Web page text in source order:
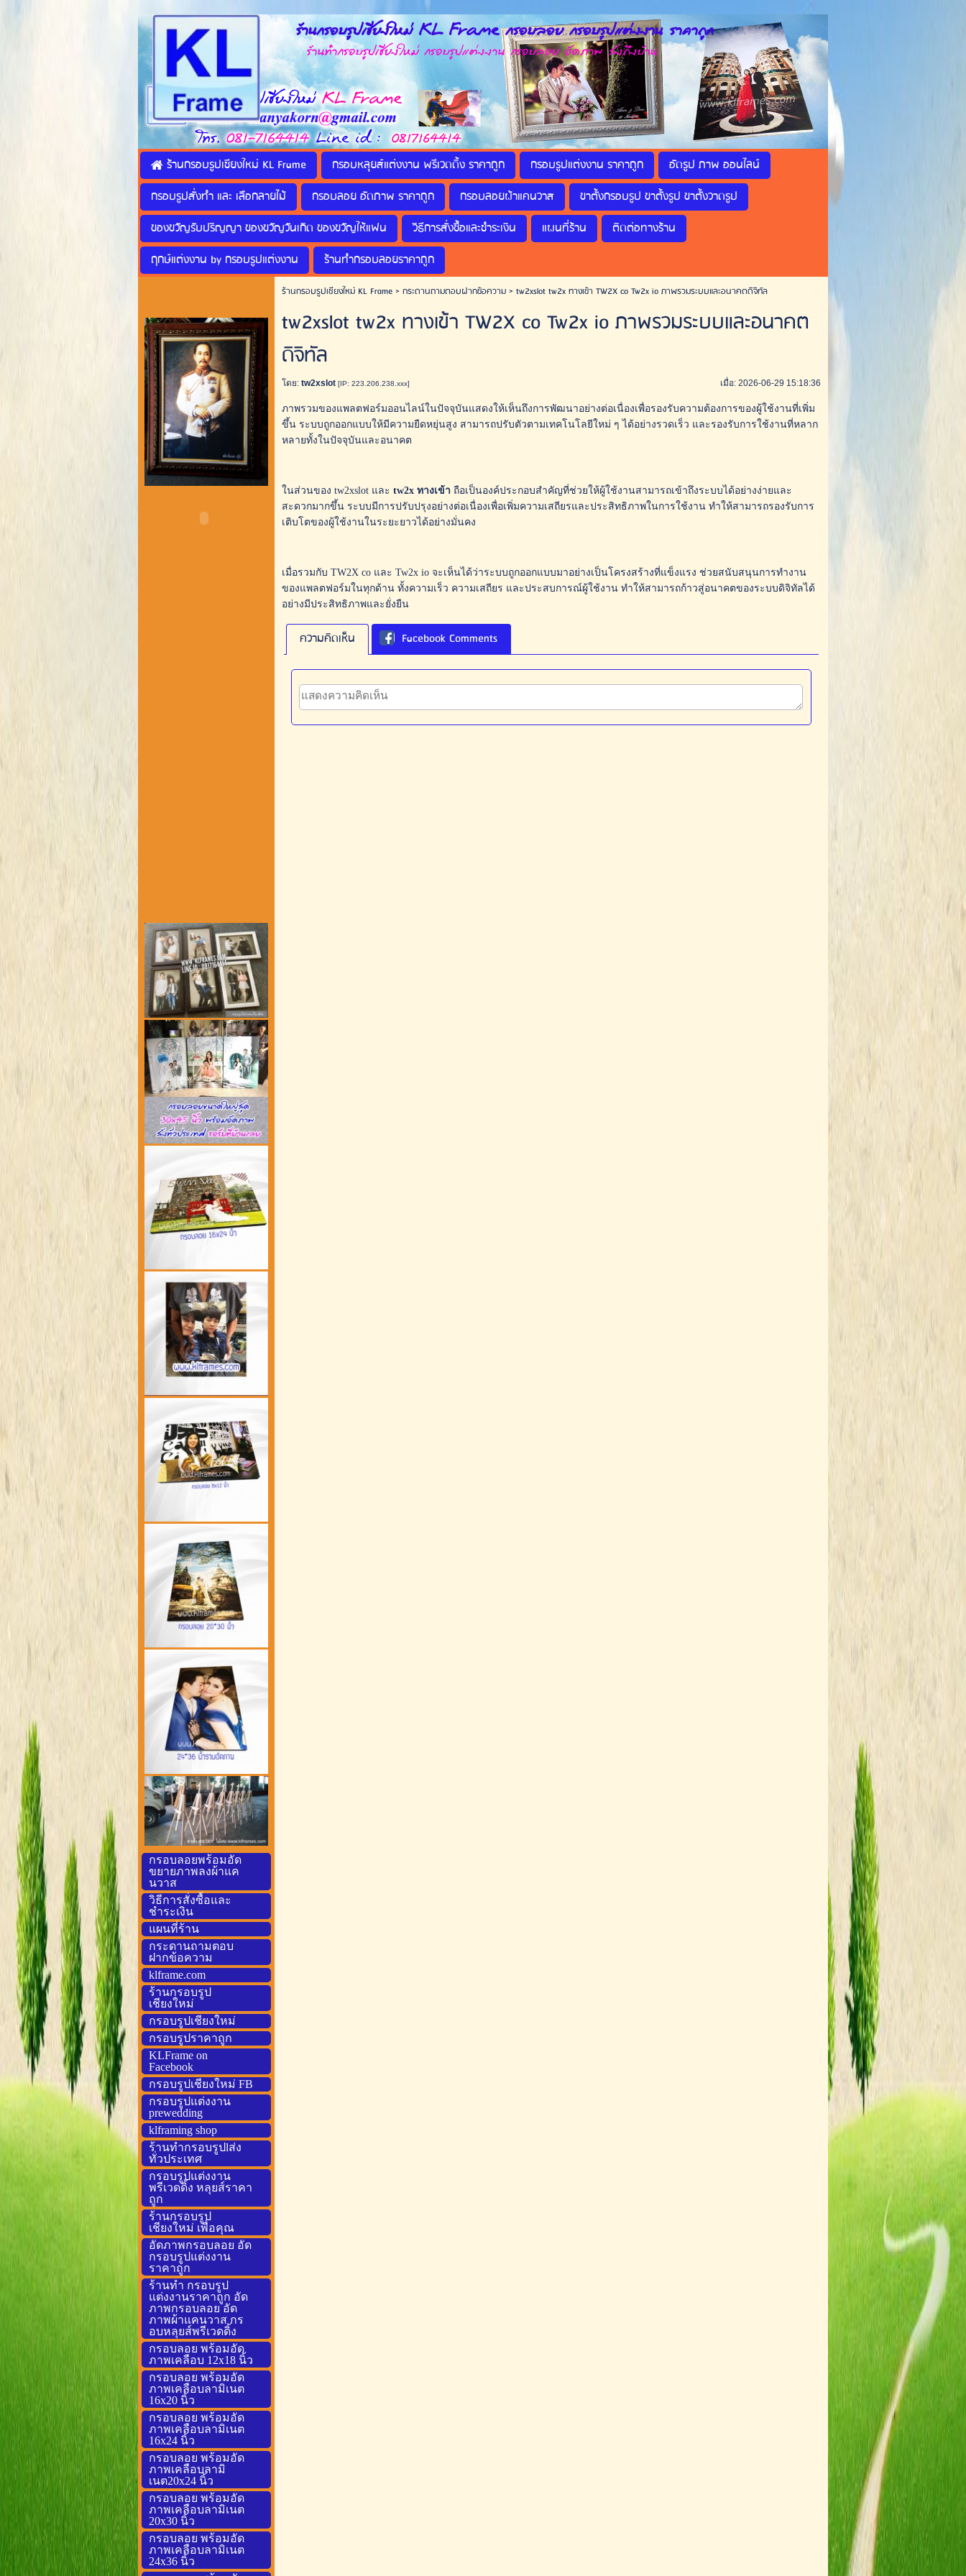
ร้านกรอบรูปเชียงใหม่ KL Frame กรอบลอย กรอบรูปแต่งงาน ราคาถูก
ร้านทำกรอบรูปเชียงใหม่ กรอบรูปแต่งงาน กรอบลอย อัดภาพ ส่งถึงบ้าน
ร้านกรอบรูปเชียงใหม่ KL Frame กรอบหลุยส์แต่งงาน พรีเวดดิ้ง ราคาถูก กรอบรูปแต่งงาน ราคาถูก
อัดรูป ภาพ ออนไลน์
กรอบรูปสั่งทำ และ เลือกลายไม้
กรอบลอย อัดภาพ ราคาถูก กรอบลอยผ้าแคนวาส
ขาตั้งกรอบรูป ขาตั้งรูป ขาตั้งวาดรูป
ของขวัญรับปริญญา ของขวัญวันเกิด ของขวัญให้แฟน
วิธีการสั่งซื้อและชำระเงิน แผนที่ร้าน
ติดต่อทางร้าน
ฤกษ์แต่งงาน by กรอบรูปแต่งงาน
ร้านทำกรอบลอยราคาถูก
กรอบลอยพร้อมอัด
ขยายภาพลงผ้าแค
นวาส
วิธีการสั่งซื้อและ
ชำระเงิน
แผนที่ร้าน
กระดานถามตอบ
ฝากข้อความ
klframe.com
ร้านกรอบรูป
เชียงใหม่
กรอบรูปเชียงใหม่
กรอบรูปราคาถูก
KLFrame on
Facebook
กรอบรูปเชียงใหม่ FB
กรอบรูปแต่งงาน
prewedding
klframing shop
ร้านทำกรอบรูปlส่ง
ทั่วประเทศ
กรอบรูปแต่งงาน
พรีเวดดิ้ง หลุยส์ราคา
ถูก
ร้านกรอบรูป
เชียงใหม่ เพื่อคุณ
อัดภาพกรอบลอย อัด
กรอบรูปแต่งงาน
ราคาถูก
ร้านทำ กรอบรูป
แต่งงานราคาถูก อัด
ภาพกรอบลอย อัด
ภาพผ้าแคนวาส กร
อบหลุยส์พรีเวดดิ้ง
กรอบลอย พร้อมอัด
ภาพเคลือบ 12x18 นิ้ว
กรอบลอย พร้อมอัด
ภาพเคลือบลามิเนต
16x20 นิ้ว
กรอบลอย พร้อมอัด
ภาพเคลือบลามิเนต
16x24 นิ้ว
กรอบลอย พร้อมอัด
ภาพเคลือบลามิ
เนต20x24 นิ้ว
กรอบลอย พร้อมอัด
ภาพเคลือบลามิเนต
20x30 นิ้ว
กรอบลอย พร้อมอัด
ภาพเคลือบลามิเนต
24x36 นิ้ว
ร้านกรอบรูปเชียงใหม่ KL Frame> กระดานถามตอบฝากข้อความ> tw2xslot tw2x ทางเข้า TW2X co Tw2x io ภาพรวมระบบและอนาคตดิจิทัล
tw2xslot tw2x ทางเข้า TW2X co Tw2x io ภาพรวมระบบและอนาคต
ดิจิทัล
โดย:tw2xslot [IP: 223.206.238.xxx] เมื่อ: 2026-06-29 15:18:36
ภาพรวมของแพลตฟอร์มออนไลน์ในปัจจุบันแสดงให้เห็นถึงการพัฒนาอย่างต่อเนื่องเพื่อรองรับความต้องการของผู้ใช้งานที่เพิ่ม
ขึ้น ระบบถูกออกแบบให้มีความยืดหยุ่นสูง สามารถปรับตัวตามเทคโนโลยีใหม่ ๆ ได้อย่างรวดเร็ว และรองรับการใช้งานที่หลาก
หลายทั้งในปัจจุบันและอนาคต
ในส่วนของ tw2xslot และ tw2x ทางเข้า ถือเป็นองค์ประกอบสำคัญที่ช่วยให้ผู้ใช้งานสามารถเข้าถึงระบบได้อย่างง่ายและ
สะดวกมากขึ้น ระบบมีการปรับปรุงอย่างต่อเนื่องเพื่อเพิ่มความเสถียรและประสิทธิภาพในการใช้งาน ทำให้สามารถรองรับการ
เติบโตของผู้ใช้งานในระยะยาวได้อย่างมั่นคง
เมื่อรวมกับ TW2X co และ Tw2x io จะเห็นได้ว่าระบบถูกออกแบบมาอย่างเป็นโครงสร้างที่แข็งแรง ช่วยสนับสนุนการทำงาน
ของแพลตฟอร์มในทุกด้าน ทั้งความเร็ว ความเสถียร และประสบการณ์ผู้ใช้งาน ทำให้สามารถก้าวสู่อนาคตของระบบดิจิทัลได้
อย่างมีประสิทธิภาพและยั่งยืน
ความคิดเห็น Facebook Comments